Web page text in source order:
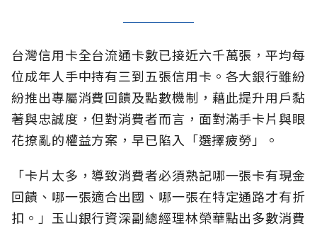
台灣信用卡全台流通卡數已接近六千萬張，平均每
位成年人手中持有三到五張信用卡。各大銀行雖紛
紛推出專屬消費回饋及點數機制，藉此提升用戶黏
著與忠誠度，但對消費者而言，面對滿手卡片與眼
花撩亂的權益方案，早已陷入「選擇疲勞」。
「卡片太多，導致消費者必須熟記哪一張卡有現金
回饋、哪一張適合出國、哪一張在特定通路才有折
扣。」玉山銀行資深副總經理林榮華點出多數消費